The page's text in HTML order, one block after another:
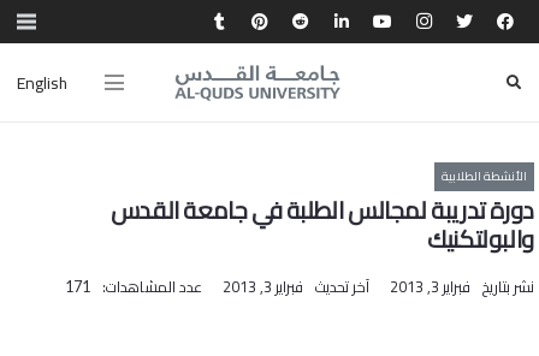
English
الأنشطة الطلابية
دورة تدريبة لمجالس الطلبة في جامعة القدس
والبولتكنيك
نشر بتاريخ فبراير 3, 2013 آخر تحديث فبراير 3, 2013 عدد المشاهدات: 171